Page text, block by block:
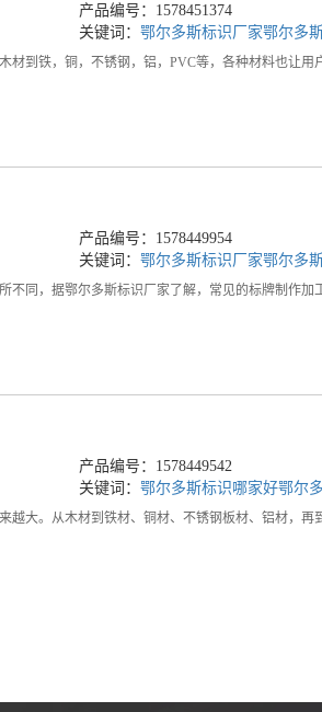
产品编号：1578451374
关键词： 鄂尔多斯标识厂家鄂尔多
到铁，铜，不锈钢，铝，PVC等，各种材料也让
产品编号：1578449954
关键词： 鄂尔多斯标识厂家鄂尔多
同，据鄂尔多斯标识厂家了解，常见的标牌制作
产品编号：1578449542
关键词： 鄂尔多斯标识哪家好鄂尔
大。从木材到铁材、铜材、不锈钢板材、铝材，